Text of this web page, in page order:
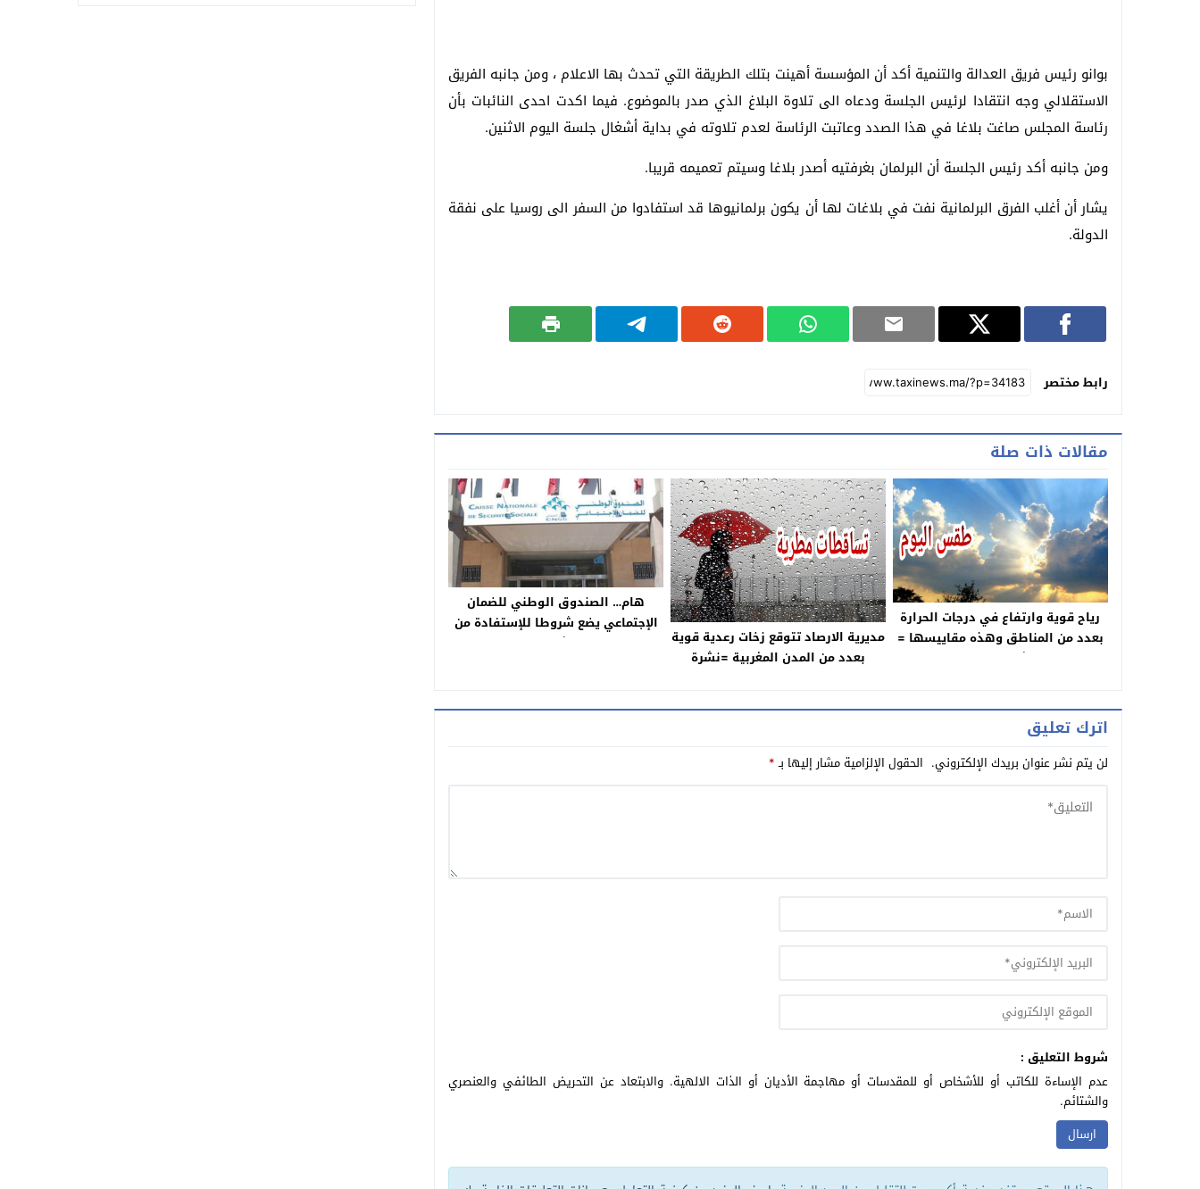
بوانو رئيس فريق العدالة والتنمية أكد أن المؤسسة أهينت بتلك الطريقة التي تحدث بها الاعلام ، ومن جانبه الفريق
الاستقلالي وجه انتقادا لرئيس الجلسة ودعاه الى تلاوة البلاغ الذي صدر بالموضوع. فيما اكدت احدى النائبات بأن
رئاسة المجلس صاغت بلاغا في هذا الصدد وعاتبت الرئاسة لعدم تلاوته في بداية أشغال جلسة اليوم الاثنين.
ومن جانبه أكد رئيس الجلسة أن البرلمان بغرفتيه أصدر بلاغا وسيتم تعميمه قريبا.
يشار أن أغلب الفرق البرلمانية نفت في بلاغات لها أن يكون برلمانيوها قد استفادوا من السفر الى روسيا على نفقة
الدولة.
رابط مختصر
مقالات ذات صلة
رياح قوية وارتفاع في درجات الحرارة
بعدد من المناطق وهذه مقاييسها =
نشرة جوية=
مديرية الارصاد تتوقع زخات رعدية قوية
بعدد من المدن المغربية =نشرة
هام… الصندوق الوطني للضمان
الإجتماعي يضع شروطا للإستفادة من
الدعم الشهري -بلاغ-
اترك تعليق
لن يتم نشر عنوان بريدك الإلكتروني. الحقول الإلزامية مشار إليها بـ*
شروط التعليق :
عدم الإساءة للكاتب أو للأشخاص أو للمقدسات أو مهاجمة الأديان أو الذات الالهية. والابتعاد عن التحريض الطائفي والعنصري
والشتائم.